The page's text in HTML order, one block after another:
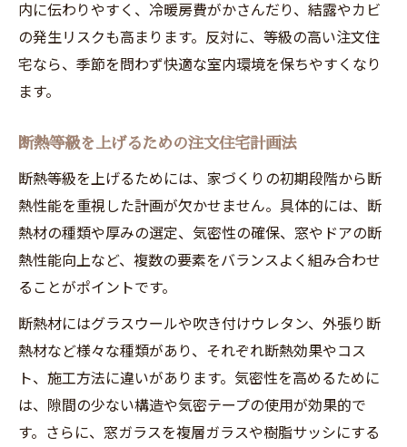
内に伝わりやすく、冷暖房費がかさんだり、結露やカビ
の発生リスクも高まります。反対に、等級の高い注文住
宅なら、季節を問わず快適な室内環境を保ちやすくなり
ます。
断熱等級を上げるための注文住宅計画法
断熱等級を上げるためには、家づくりの初期段階から断
熱性能を重視した計画が欠かせません。具体的には、断
熱材の種類や厚みの選定、気密性の確保、窓やドアの断
熱性能向上など、複数の要素をバランスよく組み合わせ
ることがポイントです。
断熱材にはグラスウールや吹き付けウレタン、外張り断
熱材など様々な種類があり、それぞれ断熱効果やコス
ト、施工方法に違いがあります。気密性を高めるために
は、隙間の少ない構造や気密テープの使用が効果的で
す。さらに、窓ガラスを複層ガラスや樹脂サッシにする